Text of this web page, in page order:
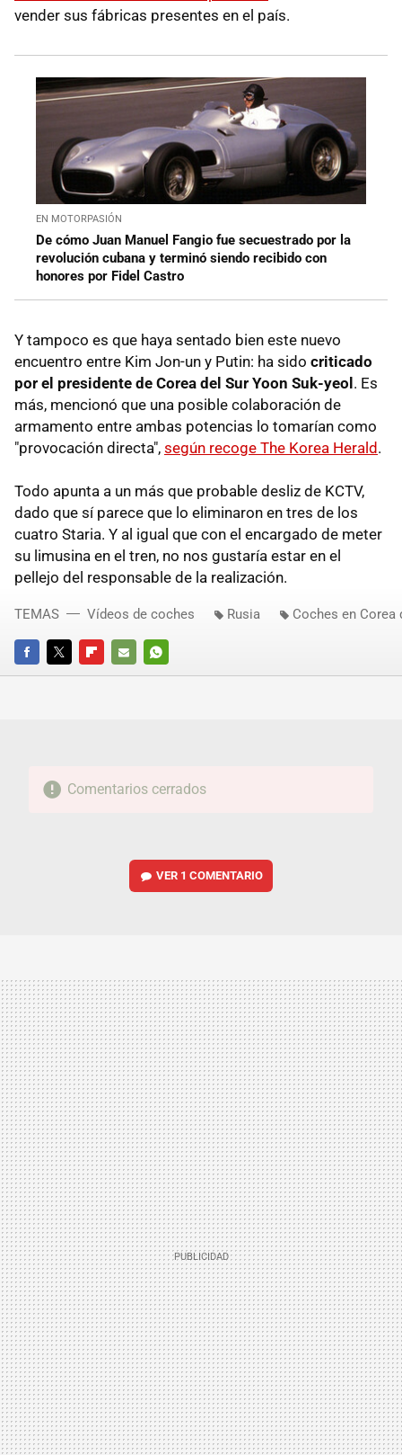
vender sus fábricas presentes en el país.
EN MOTORPASIÓN
De cómo Juan Manuel Fangio fue secuestrado por la
revolución cubana y terminó siendo recibido con
honores por Fidel Castro
Y tampoco es que haya sentado bien este nuevo
encuentro entre Kim Jon-un y Putin: ha sido criticado
por el presidente de Corea del Sur Yoon Suk-yeol . Es
más, mencionó que una posible colaboración de
armamento entre ambas potencias lo tomarían como
"provocación directa", según recoge The Korea Herald .
Todo apunta a un más que probable desliz de KCTV,
dado que sí parece que lo eliminaron en tres de los
cuatro Staria. Y al igual que con el encargado de meter
su limusina en el tren, no nos gustaría estar en el
pellejo del responsable de la realización.
FACEBOOKTWITTERFLIPBOARD
E-
WHATSAPP
TEMAS Vídeos de coches Rusia Coches en Corea
Comentarios cerrados
VER 1 COMENTARIO